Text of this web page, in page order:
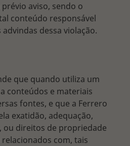
aviso, sendo o
conteúdo responsável
dessa violação.
que quando utiliza um
conteúdos e materiais
fontes, e que a Ferrero
exatidão, adequação,
ou direitos de propriedade
com, tais